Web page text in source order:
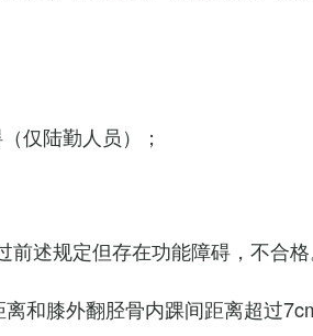
仅陆勤人员）；
述规定但存在功能障碍，不合格
和膝外翻胫骨内踝间距离超过